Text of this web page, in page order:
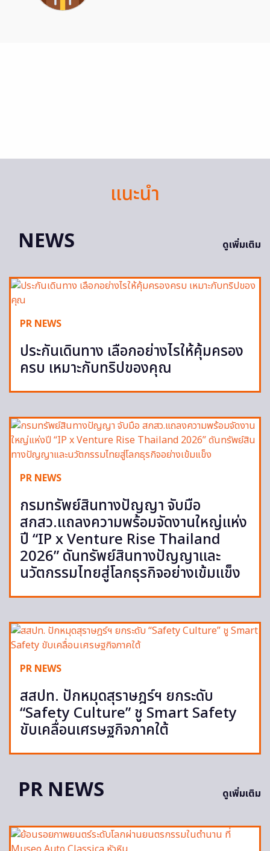
แนะนำ
NEWS
ดูเพิ่มเติม
PR NEWS
ประกันเดินทาง เลือกอย่างไรให้คุ้มครอง
ครบ เหมาะกับทริปของคุณ
PR NEWS
กรมทรัพย์สินทางปัญญา จับมือ
สกสว.แถลงความพร้อมจัดงานใหญ่แห่ง
ปี “IP x Venture Rise Thailand
2026” ดันทรัพย์สินทางปัญญาและ
นวัตกรรมไทยสู่โลกธุรกิจอย่างเข้มแข็ง
PR NEWS
สสปท. ปักหมุดสุราษฎร์ฯ ยกระดับ
“Safety Culture” ชู Smart Safety
ขับเคลื่อนเศรษฐกิจภาคใต้
PR NEWS ดูเพิ่มเติม